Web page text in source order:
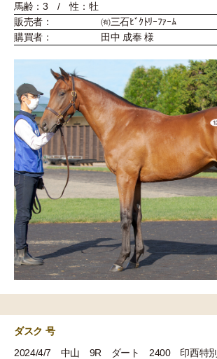
馬齢：3 / 性：牡
販売者：
㈲三石ﾋﾞｸﾄﾘｰﾌｧｰﾑ
購買者：
田中 成奉 様
ダスク 号
2024/4/7 中山 9R ダート 2400 印西特別